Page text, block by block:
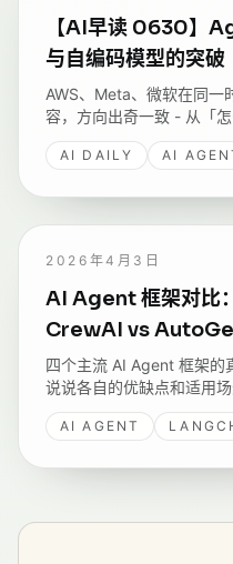
【AI早读 0630】
与自编码模型的突破
AWS、Meta、微软在同一
容，方向出奇一致 - 从「
么让 Agent 在生产环境里
DeepReinforce 开源的
AI DAILY AI
2026年4月3日
AI Agent 框架对比
CrewAI vs
四个主流 AI Agent 框架的
说说各自的优缺点和适用场
AI AGENT